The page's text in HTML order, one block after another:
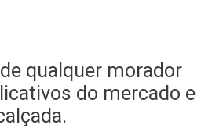
qualquer morador
do mercado e